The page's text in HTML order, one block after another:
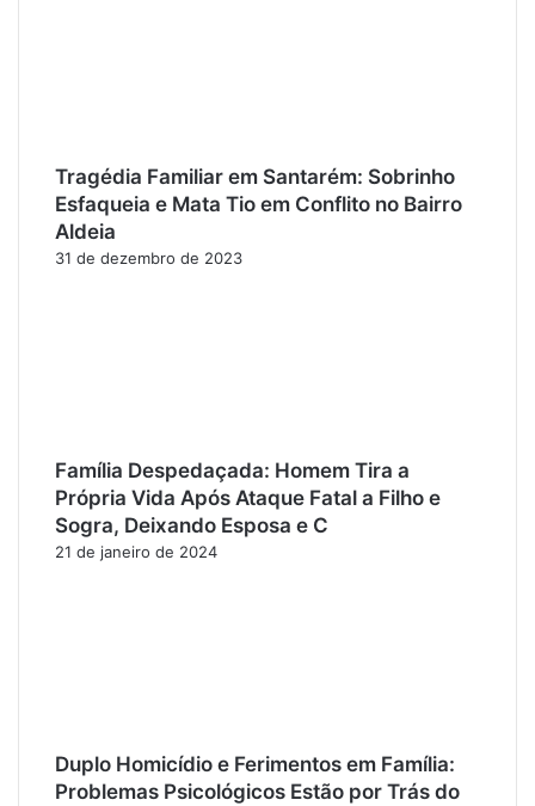
Tragédia Familiar em Santarém: Sobrinho
Esfaqueia e Mata Tio em Conflito no Bairro
Aldeia
31 de dezembro de 2023
Família Despedaçada: Homem Tira a
Própria Vida Após Ataque Fatal a Filho e
Sogra, Deixando Esposa e C
21 de janeiro de 2024
Duplo Homicídio e Ferimentos em Família:
Problemas Psicológicos Estão por Trás do